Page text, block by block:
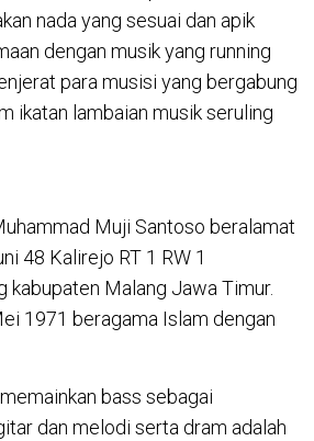
nada yang sesuai dan apik
dengan musik yang running
para musisi yang bergabung
ikatan lambaian musik seruling
Muji Santoso beralamat
48 Kalirejo RT 1 RW 1
kabupaten Malang Jawa Timur.
1971 beragama Islam dengan
bass sebagai
dan melodi serta dram adalah